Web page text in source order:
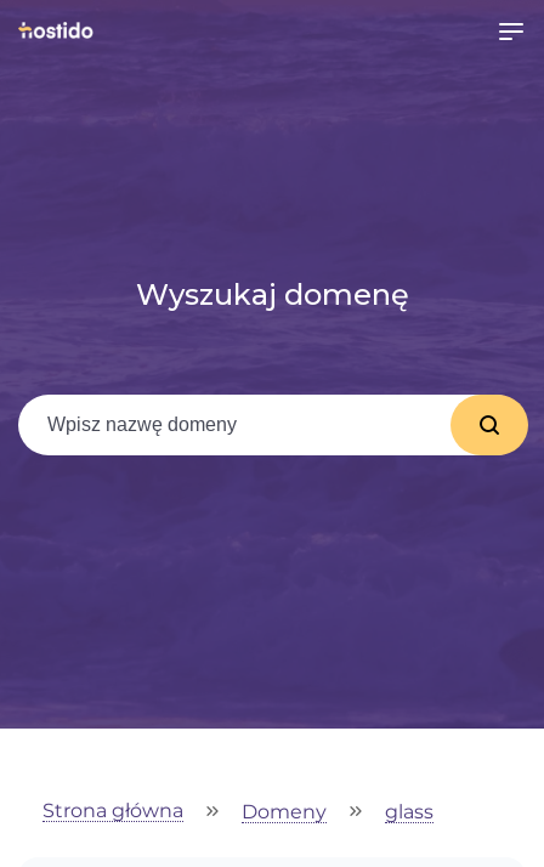
Wyszukaj domenę
Strona główna Domeny glass